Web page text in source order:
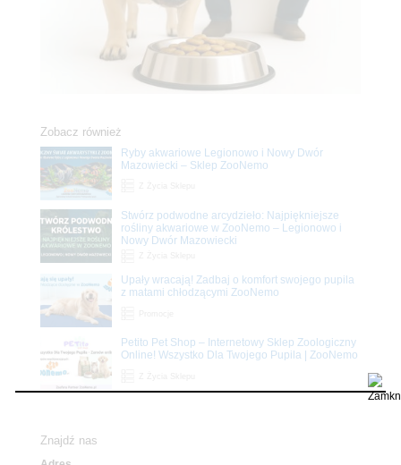
Zobacz również
Ryby akwariowe Legionowo i Nowy Dwór
Mazowiecki – Sklep ZooNemo
Stwórz podwodne arcydzieło: Najpiękniejsze
rośliny akwariowe w ZooNemo – Legionowo i
Nowy Dwór Mazowiecki
Upały wracają! Zadbaj o komfort swojego pupila
z matami chłodzącymi ZooNemo
Petito Pet Shop – Internetowy Sklep Zoologiczny
Online! Wszystko Dla Twojego Pupila | ZooNemo
Znajdź nas